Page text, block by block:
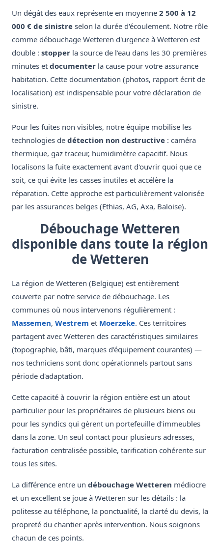
Un dégât des eaux représente en moyenne 2 500 à 12
000 € de sinistre selon la durée d'écoulement. Notre rôle
comme débouchage Wetteren d'urgence à Wetteren est
double : stopper la source de l'eau dans les 30 premières
minutes et documenter la cause pour votre assurance
habitation. Cette documentation (photos, rapport écrit de
localisation) est indispensable pour votre déclaration de
sinistre.
Pour les fuites non visibles, notre équipe mobilise les
technologies de détection non destructive : caméra
thermique, gaz traceur, humidimètre capacitif. Nous
localisons la fuite exactement avant d'ouvrir quoi que ce
soit, ce qui évite les casses inutiles et accélère la
réparation. Cette approche est particulièrement valorisée
par les assurances belges (Ethias, AG, Axa, Baloise).
Débouchage Wetteren
disponible dans toute la région
de Wetteren
La région de Wetteren (Belgique) est entièrement
couverte par notre service de débouchage. Les
communes où nous intervenons régulièrement :
Massemen, Westrem et Moerzeke. Ces territoires
partagent avec Wetteren des caractéristiques similaires
(topographie, bâti, marques d'équipement courantes) —
nos techniciens sont donc opérationnels partout sans
période d'adaptation.
Cette capacité à couvrir la région entière est un atout
particulier pour les propriétaires de plusieurs biens ou
pour les syndics qui gèrent un portefeuille d'immeubles
dans la zone. Un seul contact pour plusieurs adresses,
facturation centralisée possible, tarification cohérente sur
tous les sites.
La différence entre un débouchage Wetteren médiocre
et un excellent se joue à Wetteren sur les détails : la
politesse au téléphone, la ponctualité, la clarté du devis, la
propreté du chantier après intervention. Nous soignons
chacun de ces points.